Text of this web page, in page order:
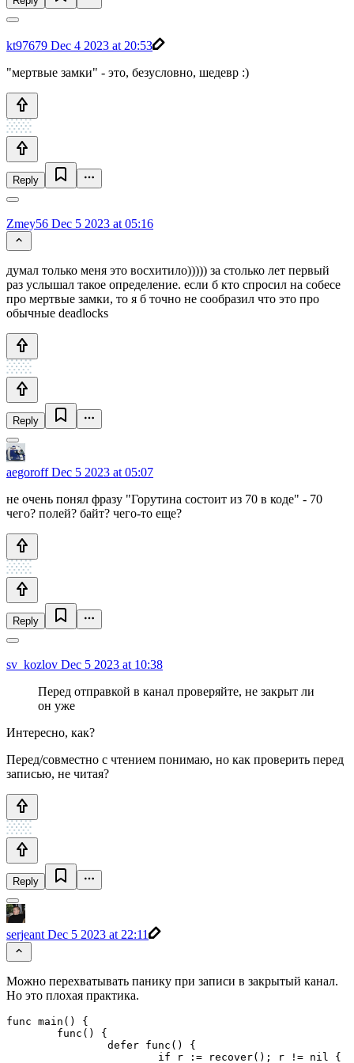
kt97679 Dec 4 2023 at 20:53
"мертвые замки" - это, безусловно, шедевр :)
Reply
Zmey56 Dec 5 2023 at 05:16
думал только меня это восхитило))))) за столько лет первый
раз услышал такое определение. если б кто спросил на собесе
про мертвые замки, то я б точно не сообразил что это про
обычные deadlocks
Reply
aegoroffDec 5 2023 at 05:07
не очень понял фразу "Горутина состоит из 70 в коде" - 70
чего? полей? байт? чего-то еще?
Reply
sv_kozlov Dec 5 2023 at 10:38
Перед отправкой в канал проверяйте, не закрыт ли
он уже
Интересно, как?
Перед/совместно с чтением понимаю, но как проверить перед
записью, не читая?
Reply
serjeant Dec 5 2023 at 22:11
Можно перехватывать панику при записи в закрытый канал.
Но это плохая практика.
func main() {